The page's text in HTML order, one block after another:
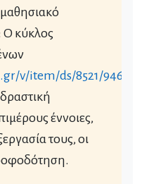
Ο κύκλος
v/item/ds/8521/946
έννοιες,
τους, οι